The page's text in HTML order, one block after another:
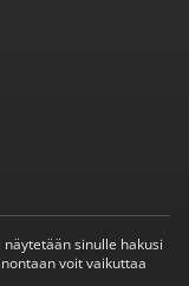
sinulle hakusi
voit vaikuttaa